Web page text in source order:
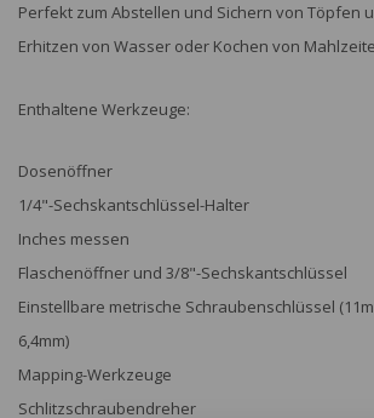
Perfekt zum Abstellen und Sichern von Töpfen
Erhitzen von Wasser oder Kochen von
Enthaltene Werkzeuge:
Dosenöffner
1/4"-Sechskantschlüssel-Halter
Inches messen
Flaschenöffner und 3/8"-Sechskantschlüssel
Einstellbare metrische Schraubenschlüssel
6,4mm)
Mapping-Werkzeuge
Schlitzschraubendreher